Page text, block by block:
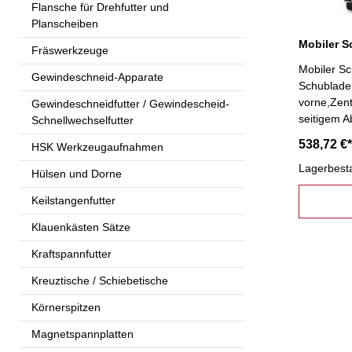
Flansche für Drehfutter und
Planscheiben
Fräswerkzeuge
Gewindeschneid-Apparate
Gewindeschneidfutter / Gewindescheid-
Schnellwechselfutter
HSK Werkzeugaufnahmen
Hülsen und Dorne
Keilstangenfutter
Klauenkästen Sätze
Kraftspannfutter
Kreuztische / Schiebetische
Körnerspitzen
Magnetspannplatten
Mobiler
seitigem
100, 1 x
18-
Tragkraft Maße : B 530 x T 500 x H 750
538,72 €*